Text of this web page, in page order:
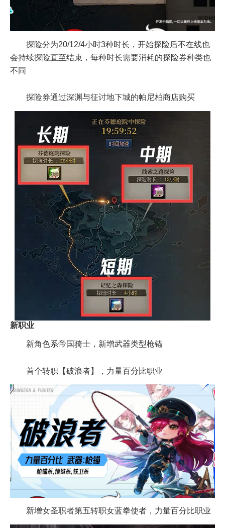
探险分为20/12/4小时3种时长，开始探险后不在线也
会持续探险直至结束，每种时长需要消耗的探险券种类也
不同
探险券通过深渊与征讨地下城的帕尼柏商店购买
新职业
新角色系帝国骑士，新增武器类型枪锚
首个转职【破浪者】，力量百分比职业
新增女圣职者第五转职女蓝拳使者，力量百分比职业